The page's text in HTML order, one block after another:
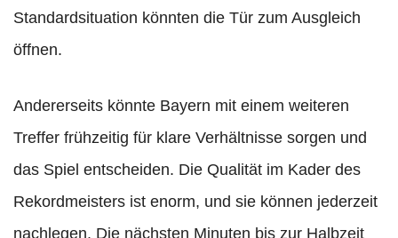
Standardsituation könnten die Tür zum Ausgleich
öffnen.
Andererseits könnte Bayern mit einem weiteren
Treffer frühzeitig für klare Verhältnisse sorgen und
das Spiel entscheiden. Die Qualität im Kader des
Rekordmeisters ist enorm, und sie können jederzeit
nachlegen. Die nächsten Minuten bis zur Halbzeit